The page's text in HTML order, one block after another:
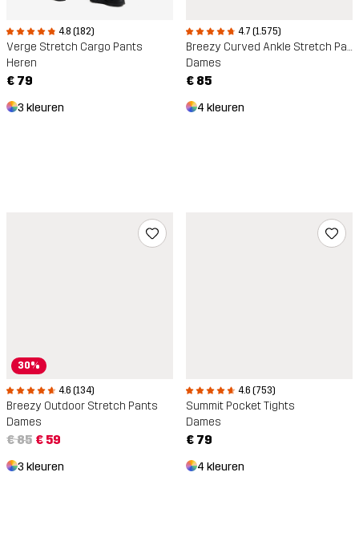
4.8 (182)
Verge Stretch Cargo Pants
Heren
€ 79
3 kleuren
4.7 (1.575)
Breezy Curved Ankle Stretch Pants
Dames
€ 85
4 kleuren
30%
4.6 (134)
Breezy Outdoor Stretch Pants
Dames
€ 85 € 59
3 kleuren
4.6 (753)
Summit Pocket Tights
Dames
€ 79
4 kleuren